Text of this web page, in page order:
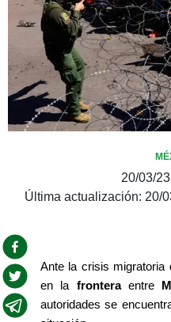
20/03/
Última actualización: 20/
Ante la crisis migratoria
en la frontera entre
autoridades se